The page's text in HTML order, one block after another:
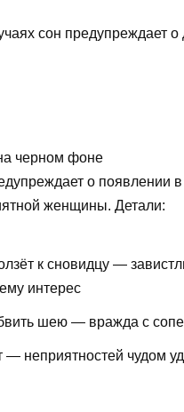
сон предупреждает о
о появлении
женщины. Детали:
к сновидцу —
интерес
шею — вражда с
— неприятностей чудом